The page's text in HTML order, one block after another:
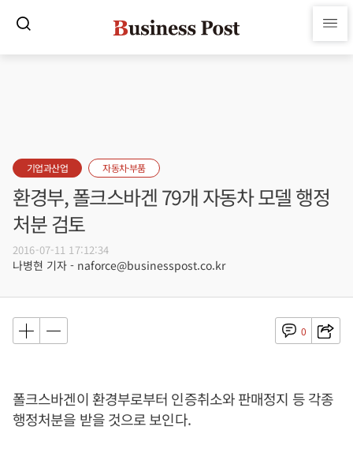
기업과산업 자동차·부품
환경부, 폴크스바겐 79개 자동차 모델 행정
처분 검토
2016-07-11 17:12:34
나병현 기자 - naforce@businesspost.co.kr
0
폴크스바겐이 환경부로부터 인증취소와 판매정지 등 각종
행정처분을 받을 것으로 보인다.